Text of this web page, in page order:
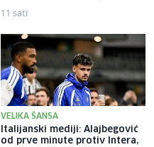
11 sati
VELIKA ŠANSA
Italijanski mediji: Alajbegović
od prve minute protiv Intera,